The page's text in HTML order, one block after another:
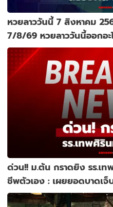
หวยลาววันนี้ 7 สิงหาคม
7/8/69 หวยลาววันนี้ออกอะ
ด่วน!! ม.ต้น กราดยิง รร.เ
ชีพตัวเอง : เผยยอดบาดเจ็